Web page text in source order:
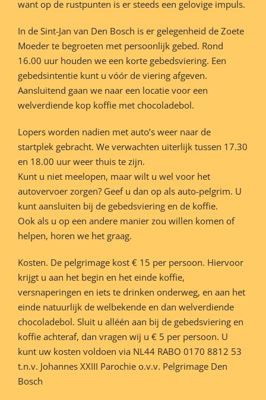
want op de rustpunten is er steeds een gelovige impuls.
In de Sint-Jan van Den Bosch is er gelegenheid de Zoete
Moeder te begroeten met persoonlijk gebed. Rond
16.00 uur houden we een korte gebedsviering. Een
gebedsintentie kunt u vóór de viering afgeven.
Aansluitend gaan we naar een locatie voor een
welverdiende kop koffie met chocoladebol.
Lopers worden nadien met auto’s weer naar de
startplek gebracht. We verwachten uiterlijk tussen 17.30
en 18.00 uur weer thuis te zijn.
Kunt u niet meelopen, maar wilt u wel voor het
autovervoer zorgen? Geef u dan op als auto-pelgrim. U
kunt aansluiten bij de gebedsviering en de koffie.
Ook als u op een andere manier zou willen komen of
helpen, horen we het graag.
Kosten. De pelgrimage kost € 15 per persoon. Hiervoor
krijgt u aan het begin en het einde koffie,
versnaperingen en iets te drinken onderweg, en aan het
einde natuurlijk de welbekende en dan welverdiende
chocoladebol. Sluit u alléén aan bij de gebedsviering en
koffie achteraf, dan vragen wij u € 5 per persoon. U
kunt uw kosten voldoen via NL44 RABO 0170 8812 53
t.n.v. Johannes XXIII Parochie o.v.v. Pelgrimage Den
Bosch